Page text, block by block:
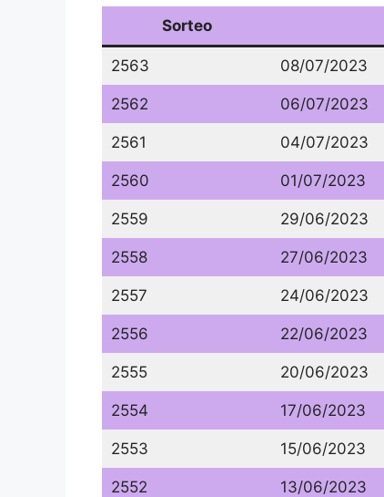
Sorteo
2563 08/07/2023
2562 06/07/2023
2561 04/07/2023
2560 01/07/2023
2559 29/06/2023
2558 27/06/2023
2557 24/06/2023
2556 22/06/2023
2555 20/06/2023
2554 17/06/2023
2553 15/06/2023
2552 13/06/2023